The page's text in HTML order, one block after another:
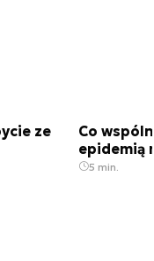
ze
Co
epidemią
5 min.